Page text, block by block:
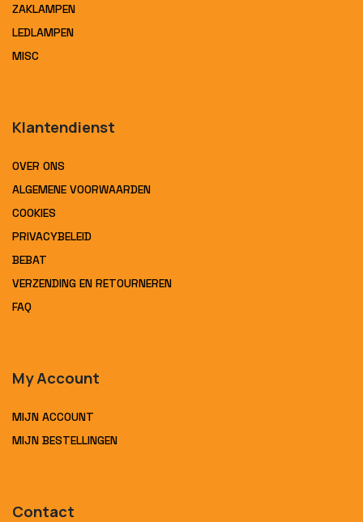
ZAKLAMPEN
LEDLAMPEN
MISC
Klantendienst
OVER ONS
ALGEMENE VOORWAARDEN
COOKIES
PRIVACYBELEID
BEBAT
VERZENDING EN RETOURNEREN
FAQ
My Account
MIJN ACCOUNT
MIJN BESTELLINGEN
Contact